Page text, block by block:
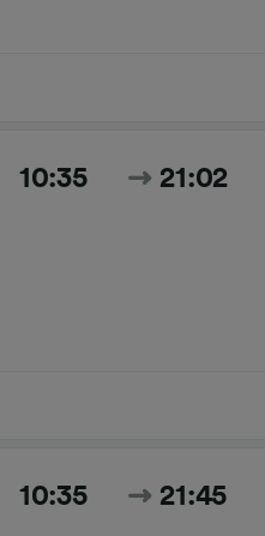
10:35 21:02
10:35 21:45